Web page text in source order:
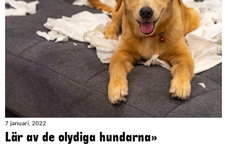
7 januari, 2022
Lär av de olydiga hundarna»